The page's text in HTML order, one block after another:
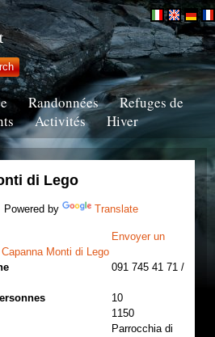
Randonnées
Refuges de
Activités Hiver
di Lego
Powered by Translate
Envoyer un
Monti di Lego
091 745 41 71 /
10
1150
Parrocchia di